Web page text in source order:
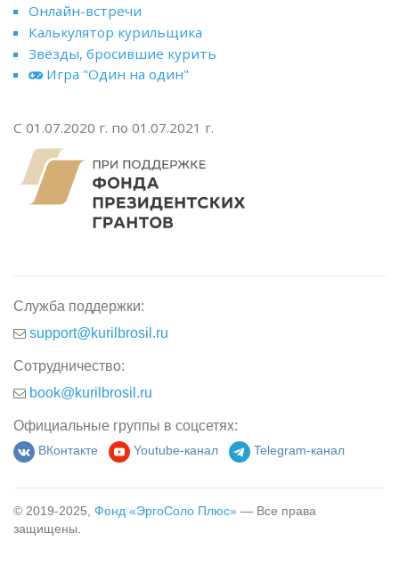
Онлайн-встречи
Калькулятор курильщика
Звёзды, бросившие курить
Игра "Один на один"
С 01.07.2020 г. по 01.07.2021 г.
Служба поддержки:
support@kurilbrosil.ru
Сотрудничество:
book@kurilbrosil.ru
Официальные группы в соцсетях:
ВКонтакте Youtube-канал Telegram-канал
© 2019-2025, Фонд «ЭргоСоло Плюс» — Все права
защищены.